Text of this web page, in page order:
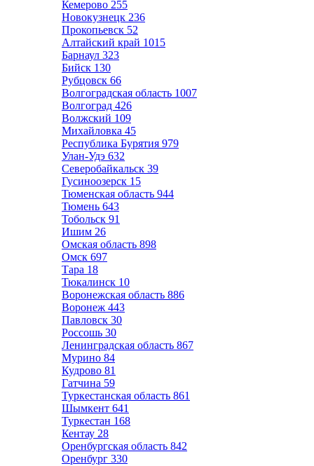
Кемерово 255
Новокузнецк 236
Прокопьевск 52
Алтайский край 1015
Барнаул 323
Бийск 130
Рубцовск 66
Волгоградская область 1007
Волгоград 426
Волжский 109
Михайловка 45
Республика Бурятия 979
Улан-Удэ 632
Северобайкальск 39
Гусиноозерск 15
Тюменская область 944
Тюмень 643
Тобольск 91
Ишим 26
Омская область 898
Омск 697
Тара 18
Тюкалинск 10
Воронежская область 886
Воронеж 443
Павловск 30
Россошь 30
Ленинградская область 867
Мурино 84
Кудрово 81
Гатчина 59
Туркестанская область 861
Шымкент 641
Туркестан 168
Кентау 28
Оренбургская область 842
Оренбург 330